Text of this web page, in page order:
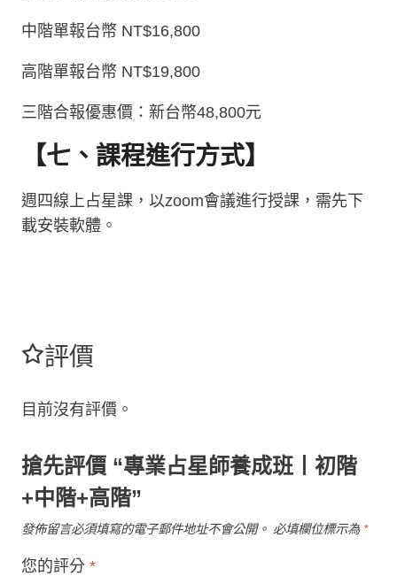
中階單報台幣 NT$16,800
高階單報台幣 NT$19,800
三階合報優惠價：新台幣48,800元
【七、課程進行方式】
週四線上占星課，以zoom會議進行授課，需先下
載安裝軟體。
評價
目前沒有評價。
搶先評價 “專業占星師養成班丨初階
+中階+高階”
發佈留言必須填寫的電子郵件地址不會公開。 必填欄位標示為 *
您的評分 *